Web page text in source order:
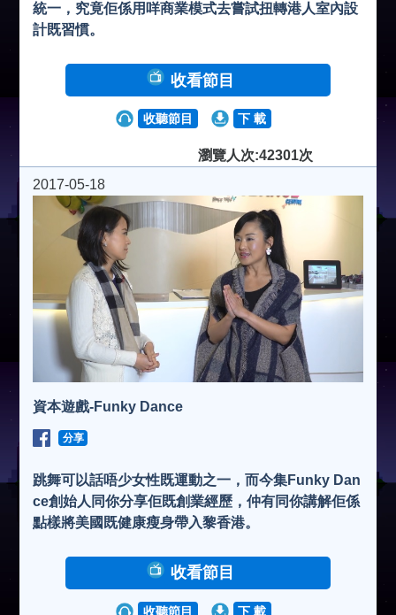
統一，究竟佢係用咩商業模式去嘗試扭轉港人室內設
計既習慣。
收看節目
收聽節目 下 載
瀏覽人次:42301次
2017-05-18
資本遊戲-Funky Dance
分享
跳舞可以話唔少女性既運動之一，而今集Funky Dan
ce創始人同你分享佢既創業經歷，仲有同你講解佢係
點樣將美國既健康瘦身帶入黎香港。
收看節目
收聽節目 下 載